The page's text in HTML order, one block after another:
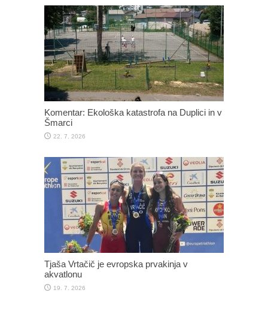
Komentar: Ekološka katastrofa na Duplici in v
Šmarci
22. 7. 2026
Tjaša Vrtačič je evropska prvakinja v
akvatlonu
19. 7. 2026